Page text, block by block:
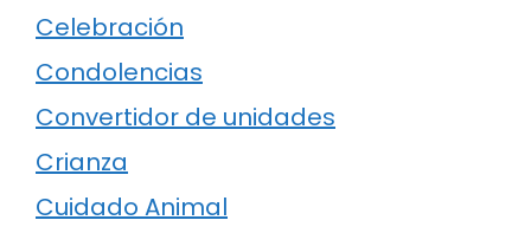
Celebración
Condolencias
Convertidor de unidades
Crianza
Cuidado Animal